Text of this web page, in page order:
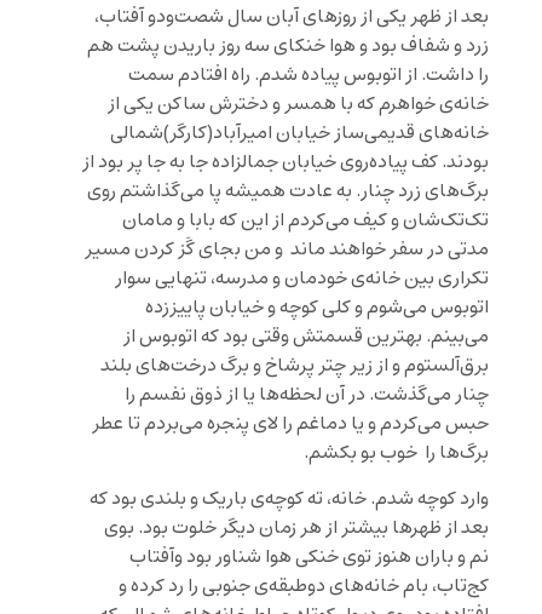
بعد از ظهر یکی از روزهای آبان‌ سال شصت‌و‌دو آفتاب،
زرد و شفاف بود و هوا خنکای سه روز باریدن پشت هم
را داشت. از اتوبوس پیاده شدم. راه افتادم سمت
خانه‌ی خواهرم که با همسر و دخترش ساکن یکی از
خانه‌های قدیمی‌ساز خیابان امیرآباد(کارگر)شمالی
بودند. کف پیاده‌روی خیابان جمالزاده جا به جا پر بود از
برگ‌های زرد چنار. به عادت همیشه پا می‌گذاشتم روی
تک‌تک‌شان و کیف می‌کردم از این که بابا و مامان
مدتی در سفر خواهند ماند و من بجای گَز کردن مسیر
تکراری بین خانه‌ی خودمان و مدرسه، تنهایی سوار
اتوبوس می‌شوم و کلی کوچه‌‌ و خیابان‌ پاییز‌زده
می‌بینم. بهترین قسمتش وقتی بود که اتوبوس از
برق‌آلستوم و از زیر چتر پرشاخ و برگ درخت‌های بلند
چنار می‌گذشت. در آن لحظه‌ها یا از ذوق نفسم را
حبس می‌کردم و یا دماغم را لای پنجره می‌بردم تا عطر
برگ‌ها را خوب بو بکشم.
وارد کوچه شدم. خانه، ته کوچه‌ی باریک و بلندی بود که
بعد از ظهرها بیشتر از هر زمان دیگر خلوت بود. بوی
نم و باران هنوز توی خنکی هوا شناور بود وآفتاب
کج‌تاب، بام خانه‌های دوطبقه‌ی جنوبی را رد کرده و